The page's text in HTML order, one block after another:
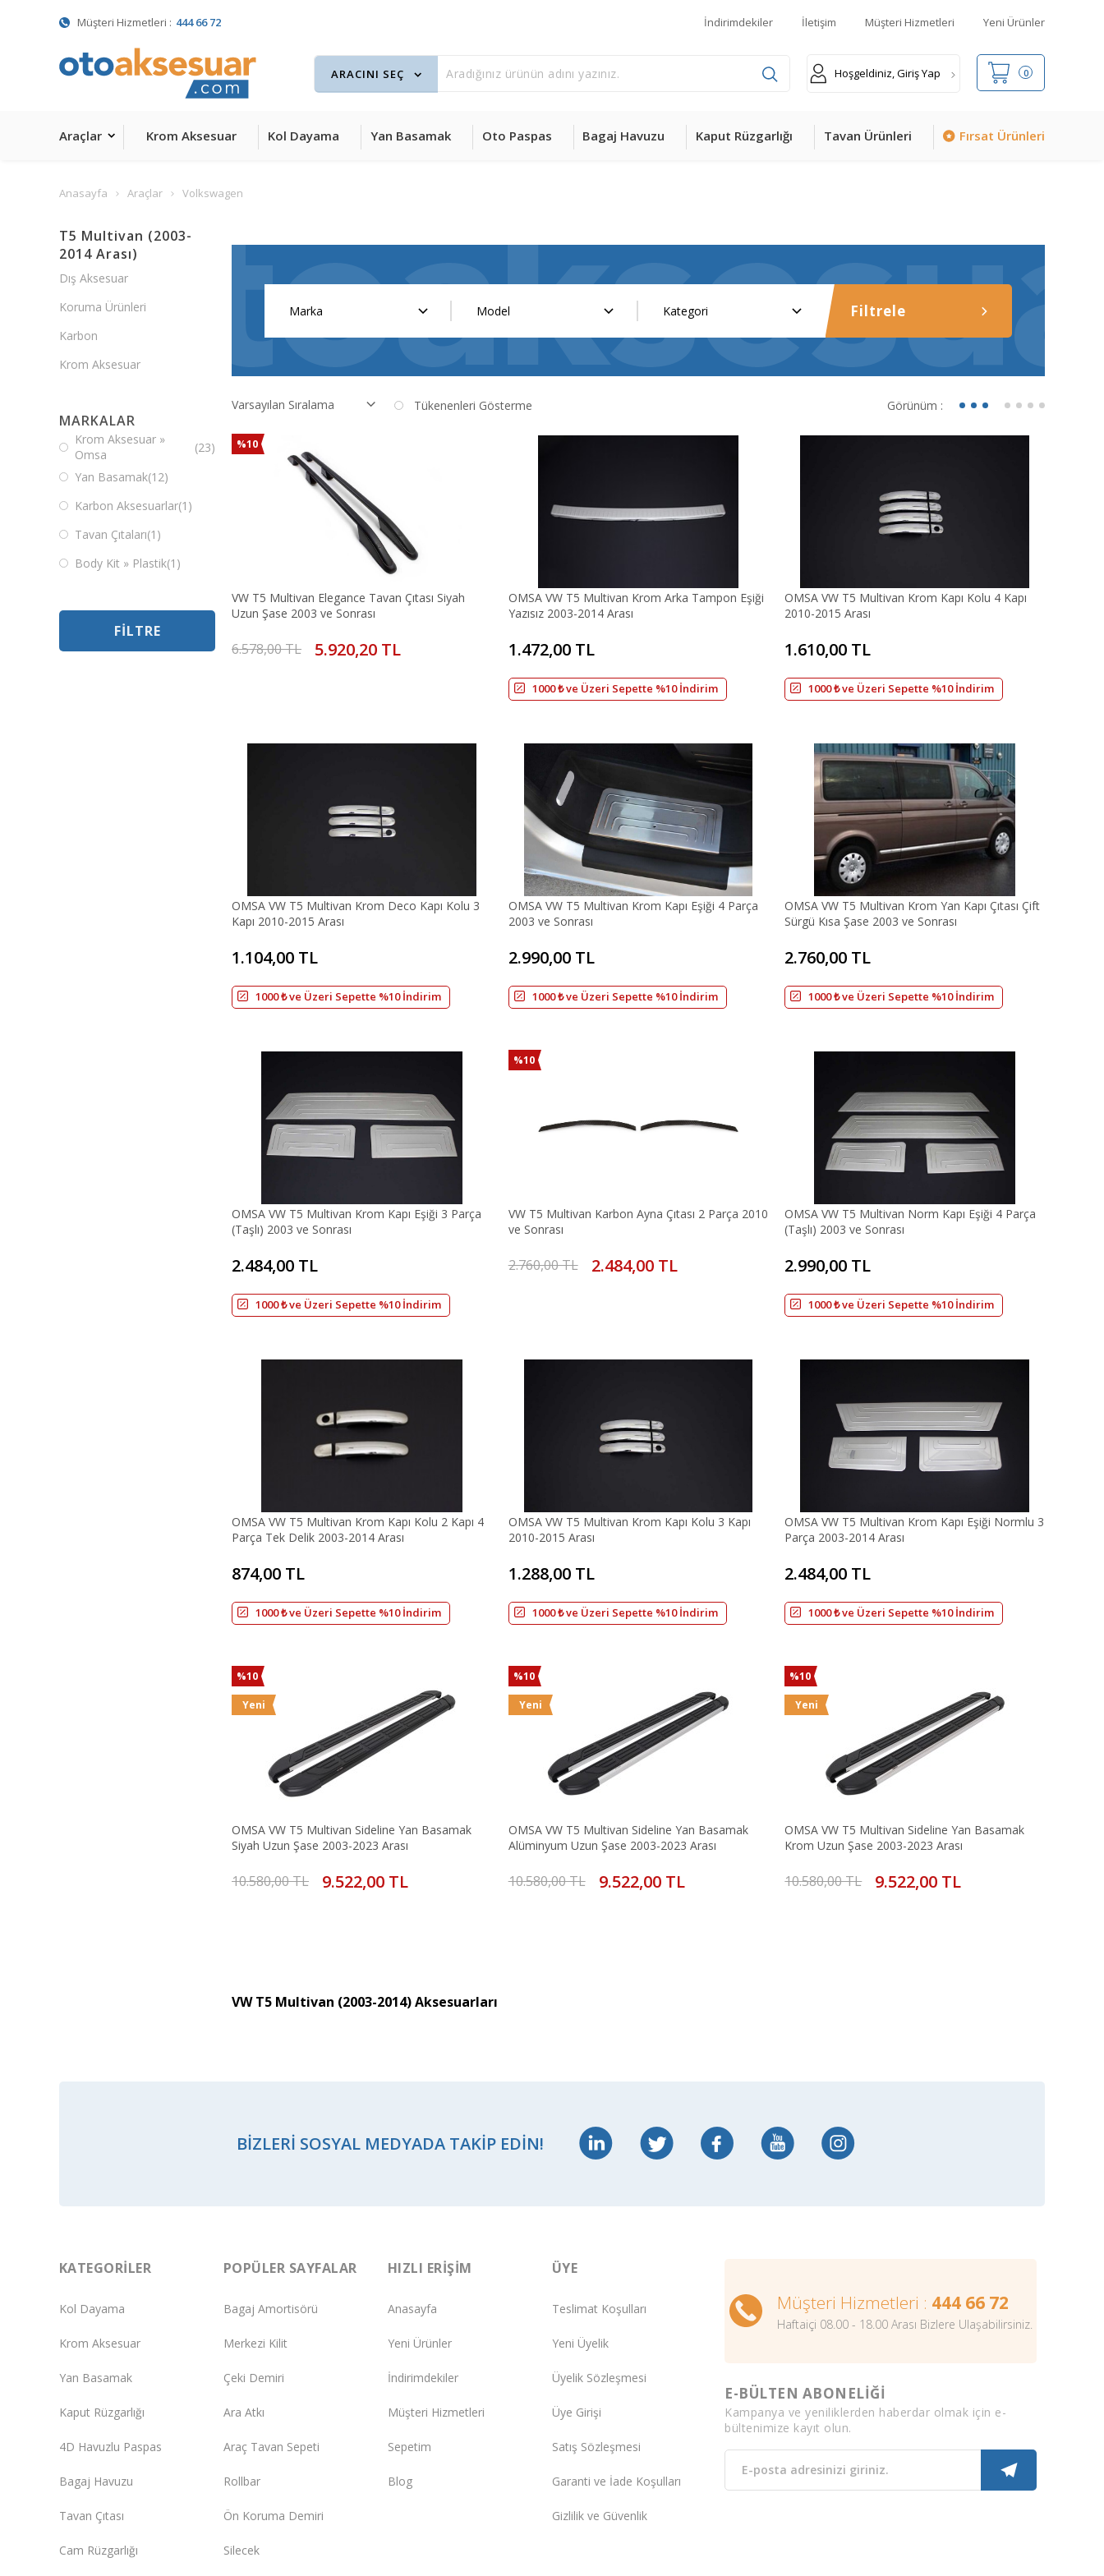
Müşteri Hizmetleri : 444 66 72 İndirimdekiler İletişim Müşteri Hizmetleri Yeni Ürünler
0
Hoşgeldiniz, Giriş Yap
Araçlar Krom Aksesuar Kol Dayama Yan Basamak Oto Paspas Bagaj Havuzu Kaput Rüzgarlığı Tavan Ürünleri Fırsat Ürünleri
Anasayfa Araçlar Volkswagen
T5 Multivan (2003-
2014 Arası)
Dış Aksesuar
Koruma Ürünleri
Karbon
Krom Aksesuar
MARKALAR
Krom Aksesuar »
Omsa
(23)
Yan Basamak(12)
Karbon Aksesuarlar(1)
Tavan Çıtaları(1)
Body Kit » Plastik(1)
FILTRE
Filtrele
Tükenenleri Gösterme Görünüm :
%10
VW T5 Multivan Elegance Tavan Çıtası Siyah
Uzun Şase 2003 ve Sonrası
6.578,00 TL 5.920,20 TL
OMSA VW T5 Multivan Krom Arka Tampon Eşiği
Yazısız 2003-2014 Arası
1.472,00 TL
1000 ₺ ve Üzeri Sepette %10 İndirim
OMSA VW T5 Multivan Krom Kapı Kolu 4 Kapı
2010-2015 Arası
1.610,00 TL
1000 ₺ ve Üzeri Sepette %10 İndirim
OMSA VW T5 Multivan Krom Deco Kapı Kolu 3
Kapı 2010-2015 Arası
1.104,00 TL
1000 ₺ ve Üzeri Sepette %10 İndirim
OMSA VW T5 Multivan Krom Kapı Eşiği 4 Parça
2003 ve Sonrası
2.990,00 TL
1000 ₺ ve Üzeri Sepette %10 İndirim
OMSA VW T5 Multivan Krom Yan Kapı Çıtası Çift
Sürgü Kısa Şase 2003 ve Sonrası
2.760,00 TL
1000 ₺ ve Üzeri Sepette %10 İndirim
OMSA VW T5 Multivan Krom Kapı Eşiği 3 Parça
(Taşlı) 2003 ve Sonrası
2.484,00 TL
1000 ₺ ve Üzeri Sepette %10 İndirim
%10
VW T5 Multivan Karbon Ayna Çıtası 2 Parça 2010
ve Sonrası
2.760,00 TL 2.484,00 TL
OMSA VW T5 Multivan Norm Kapı Eşiği 4 Parça
(Taşlı) 2003 ve Sonrası
2.990,00 TL
1000 ₺ ve Üzeri Sepette %10 İndirim
OMSA VW T5 Multivan Krom Kapı Kolu 2 Kapı 4
Parça Tek Delik 2003-2014 Arası
874,00 TL
1000 ₺ ve Üzeri Sepette %10 İndirim
OMSA VW T5 Multivan Krom Kapı Kolu 3 Kapı
2010-2015 Arası
1.288,00 TL
1000 ₺ ve Üzeri Sepette %10 İndirim
OMSA VW T5 Multivan Krom Kapı Eşiği Normlu 3
Parça 2003-2014 Arası
2.484,00 TL
1000 ₺ ve Üzeri Sepette %10 İndirim
%10
Yeni
OMSA VW T5 Multivan Sideline Yan Basamak
Siyah Uzun Şase 2003-2023 Arası
10.580,00 TL 9.522,00 TL
%10
Yeni
OMSA VW T5 Multivan Sideline Yan Basamak
Alüminyum Uzun Şase 2003-2023 Arası
10.580,00 TL 9.522,00 TL
%10
Yeni
OMSA VW T5 Multivan Sideline Yan Basamak
Krom Uzun Şase 2003-2023 Arası
10.580,00 TL 9.522,00 TL
VW T5 Multivan (2003-2014) Aksesuarları
BIZLERI SOSYAL MEDYADA TAKIP EDIN!
KATEGORILER
Kol Dayama
Krom Aksesuar
Yan Basamak
Kaput Rüzgarlığı
4D Havuzlu Paspas
Bagaj Havuzu
Tavan Çıtası
Cam Rüzgarlığı
POPÜLER SAYFALAR
Bagaj Amortisörü
Merkezi Kilit
Çeki Demiri
Ara Atkı
Araç Tavan Sepeti
Rollbar
Ön Koruma Demiri
Silecek
HIZLI ERIŞIM
Anasayfa
Yeni Ürünler
İndirimdekiler
Müşteri Hizmetleri
Sepetim
Blog
ÜYE
Teslimat Koşulları
Yeni Üyelik
Üyelik Sözleşmesi
Üye Girişi
Satış Sözleşmesi
Garanti ve İade Koşulları
Gizlilik ve Güvenlik
Müşteri Hizmetleri : 444 66 72
Haftaiçi 08.00 - 18.00 Arası Bizlere Ulaşabilirsiniz.
E-BÜLTEN ABONELİĞİ
Kampanya ve yeniliklerden haberdar olmak için e-
bültenimize kayıt olun.